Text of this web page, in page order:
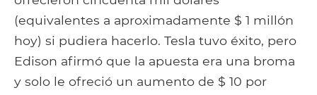
(equivalentes a aproximadamente $ 1 millón
hoy) si pudiera hacerlo. Tesla tuvo éxito, pero
Edison afirmó que la apuesta era una broma
y solo le ofreció un aumento de $ 10 por